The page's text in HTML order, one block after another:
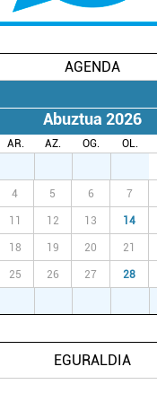
AGENDA
Abuztua 2026
AR. AZ. OG. OL.
4 5 6 7
11 12 13 14
18 19 20 21
25 26 27 28
EGURALDIA